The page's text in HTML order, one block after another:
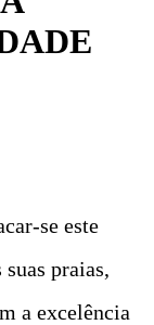
se este
praias,
a excelência